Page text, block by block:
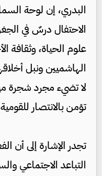
البدري، إن لوحة
الاحتفال درسٌ في
علوم الحياة، وثقافة
الهاشميين ونبل
لا تضيء مجرد شجرة
تؤمن بالانتصار
تجدر الإشارة إلى أن
التباعد الاجتماعي